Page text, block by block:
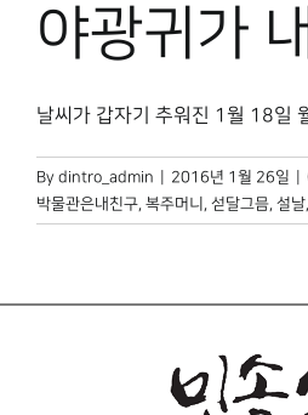
야광귀가
날씨가 갑자기 추워진 1월 18일
By dintro_admin 2016년 1월 26일
박물관은내친구, 복주머니 , 섣달그믐, 설날,